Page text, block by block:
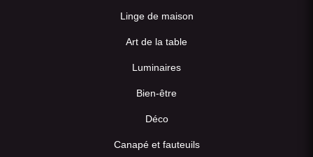
Linge de maison
Art de la table
Luminaires
Bien-être
Déco
Canapé et fauteuils